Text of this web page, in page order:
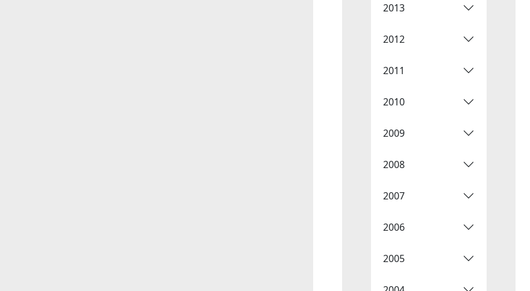
2013
2012
2011
2010
2009
2008
2007
2006
2005